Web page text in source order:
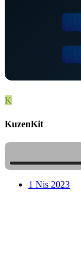
K
KuzenKit
1 Nis 2023